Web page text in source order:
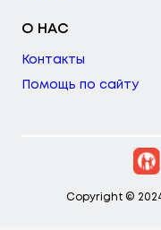
О НАС
Контакты
Помощь по сайту
Copyright ©